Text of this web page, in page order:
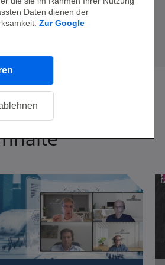
Daten dienen der
Zur Google
für